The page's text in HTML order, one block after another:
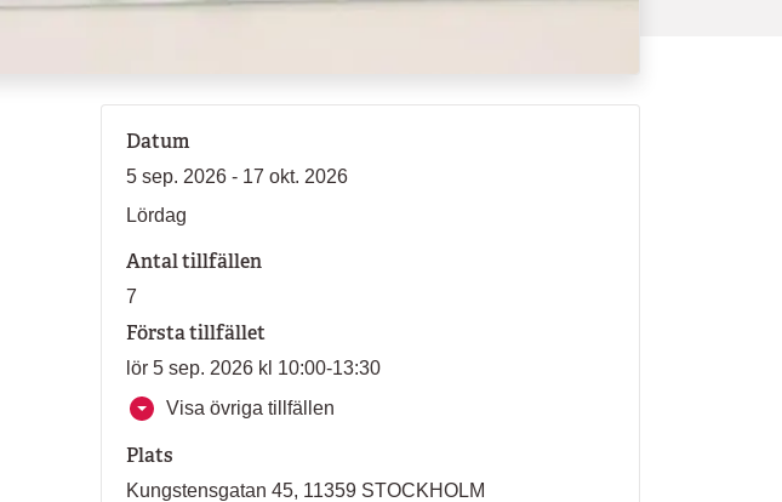
Datum
5 sep. 2026 - 17 okt. 2026
Lördag
Antal tillfällen
7
Första tillfället
lör 5 sep. 2026 kl 10:00-13:30
Visa övriga tillfällen
Plats
Kungstensgatan 45, 11359 STOCKHOLM